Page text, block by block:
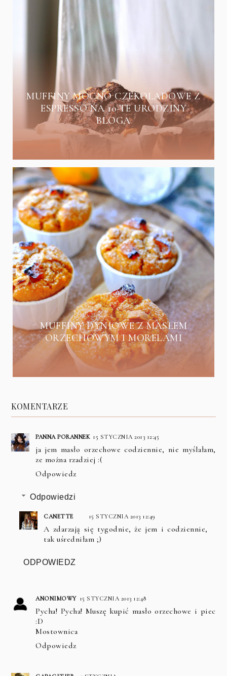
MUFFINY MOCNO CZEKOLADOWE Z
ESPRESSO NA 10-TE URODZINY
BLOGA
MUFFINY DYNIOWE Z MASŁEM
ORZECHOWYM I MORELAMI
KOMENTARZE
PANNA PORANNEK 15 STYCZNIA 2013 12:45
ja jem masło orzechowe codziennie, nie myślałam,
ze można rzadziej :(
Odpowiedz
Odpowiedzi
CANETTE 15 STYCZNIA 2013 12:49
A zdarzają się tygodnie, że jem i codziennie,
tak uśredniłam ;)
ODPOWIEDZ
ANONIMOWY 15 STYCZNIA 2013 12:48
Pycha! Pycha! Muszę kupić masło orzechowe i piec
:D
Mostownica
Odpowiedz